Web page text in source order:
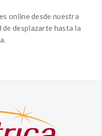
online desde nuestra
desplazarte hasta la